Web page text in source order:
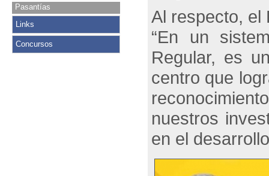
Pasantías
Links
Concursos
Al respecto,
“En un
Regular, es
centro que
nuestros
en el